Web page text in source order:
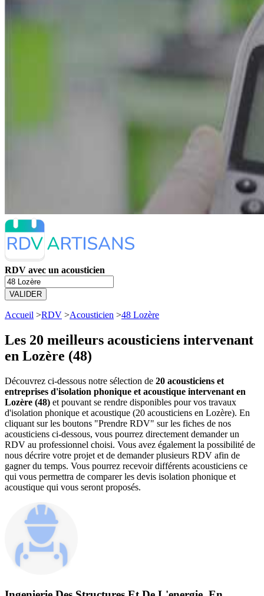
RDV avec un acousticien
VALIDER
Accueil >RDV >Acousticien >48 Lozère
Les 20 meilleurs acousticiens intervenant
en Lozère (48)
Découvrez ci-dessous notre sélection de 20 acousticiens et
entreprises d'isolation phonique et acoustique intervenant en
Lozère (48) et pouvant se rendre disponibles pour vos travaux
d'isolation phonique et acoustique (20 acousticiens en Lozère). En
cliquant sur les boutons "Prendre RDV" sur les fiches de nos
acousticiens ci-dessous, vous pourrez directement demander un
RDV au professionnel choisi. Vous avez également la possibilité de
nous décrire votre projet et de demander plusieurs RDV afin de
gagner du temps. Vous pourrez recevoir différents acousticiens ce
qui vous permettra de comparer les devis isolation phonique et
acoustique qui vous seront proposés.